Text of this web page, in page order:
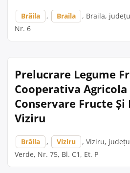
Brăila , Braila
, Braila,
Nr. 6
Prelucrare Legume
Cooperativa Agricola
Conservare Fructe Și
Viziru
Brăila , Viziru
, Viziru,
Verde, Nr. 75, Bl. C1, Et. P